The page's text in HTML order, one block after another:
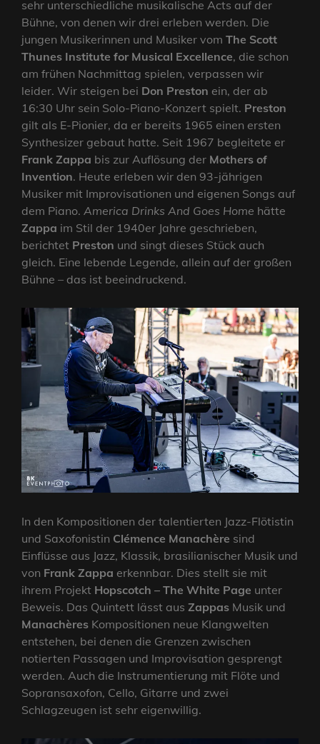
sehr unterschiedliche musikalische Acts auf der
Bühne, von denen wir drei erleben werden. Die
jungen Musikerinnen und Musiker vom The Scott
Thunes Institute for Musical Excellence, die schon
am frühen Nachmittag spielen, verpassen wir
leider. Wir steigen bei Don Preston ein, der ab
16:30 Uhr sein Solo-Piano-Konzert spielt. Preston
gilt als E-Pionier, da er bereits 1965 einen ersten
Synthesizer gebaut hatte. Seit 1967 begleitete er
Frank Zappa bis zur Auflösung der Mothers of
Invention. Heute erleben wir den 93-jährigen
Musiker mit Improvisationen und eigenen Songs auf
dem Piano. America Drinks And Goes Home hätte
Zappa im Stil der 1940er Jahre geschrieben,
berichtet Preston und singt dieses Stück auch
gleich. Eine lebende Legende, allein auf der großen
Bühne – das ist beeindruckend.
In den Kompositionen der talentierten Jazz-Flötistin
und Saxofonistin Clémence Manachère sind
Einflüsse aus Jazz, Klassik, brasilianischer Musik und
von Frank Zappa erkennbar. Dies stellt sie mit
ihrem Projekt Hopscotch – The White Page unter
Beweis. Das Quintett lässt aus Zappas Musik und
Manachères Kompositionen neue Klangwelten
entstehen, bei denen die Grenzen zwischen
notierten Passagen und Improvisation gesprengt
werden. Auch die Instrumentierung mit Flöte und
Sopransaxofon, Cello, Gitarre und zwei
Schlagzeugen ist sehr eigenwillig.